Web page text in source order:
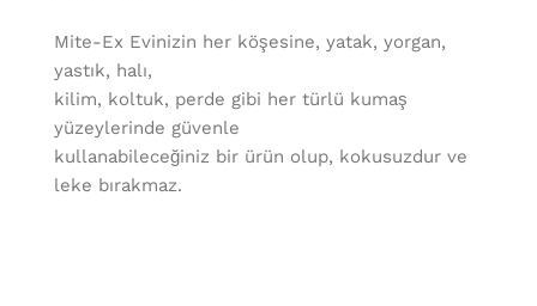
Mite-Ex Evinizin her köşesine, yatak, yorgan,
yastık, halı,
kilim, koltuk, perde gibi her türlü kumaş
yüzeylerinde güvenle
kullanabileceğiniz bir ürün olup, kokusuzdur ve
leke bırakmaz.